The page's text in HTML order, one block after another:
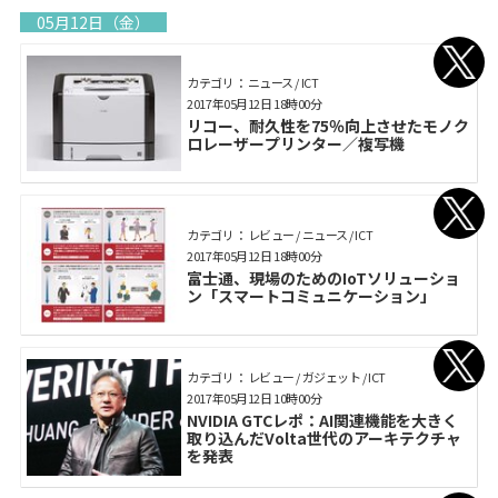
05月12日（金）
カテゴリ： ニュース / ICT
リコー、耐久性を75％向上させたモノク
ロレーザープリンター／複写機
2017年05月12日 18時00分
カテゴリ： レビュー / ニュース / ICT
富士通、現場のためのIoTソリューショ
ン「スマートコミュニケーション」
2017年05月12日 18時00分
カテゴリ： レビュー / ガジェット / ICT
NVIDIA GTCレポ：AI関連機能を大きく
取り込んだVolta世代のアーキテクチャ
を発表
2017年05月12日 10時00分